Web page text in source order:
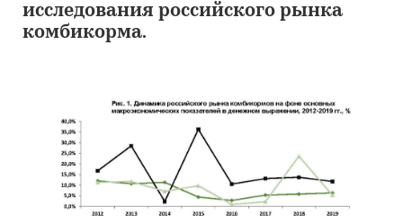
исследования российского рынка
комбикорма.